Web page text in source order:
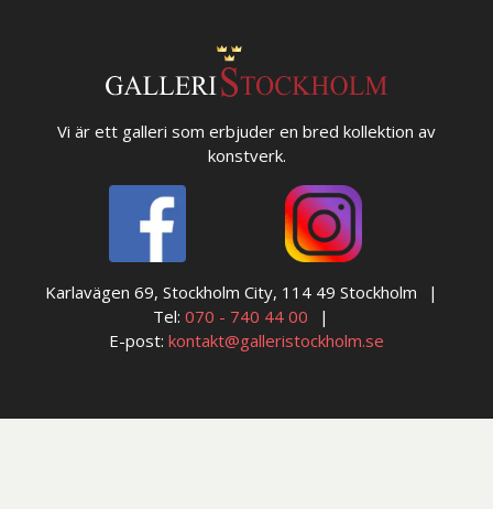
Vi är ett galleri som erbjuder en bred kollektion av
konstverk.
Karlavägen 69, Stockholm City, 114 49 Stockholm
Tel: 070 - 740 44 00
E-post: kontakt@galleristockholm.se